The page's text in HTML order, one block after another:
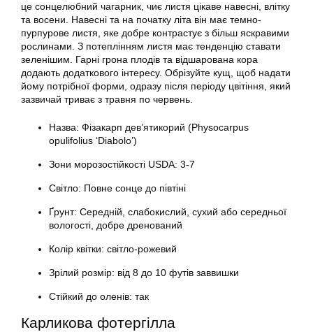
це сонцелюбний чагарник, чиє листя цікаве навесні, влітку
та восени. Навесні та на початку літа він має темно-
пурпурове листя, яке добре контрастує з більш яскравими
рослинами. З потеплінням листя має тенденцію ставати
зеленішим. Гарні грона плодів та відшарована кора
додають додаткового інтересу. Обрізуйте кущ, щоб надати
йому потрібної форми, одразу після періоду цвітіння, який
зазвичай триває з травня по червень.
Назва: Фізакарп дев’ятикорий (Physocarpus
opulifolius ‘Diabolo’)
Зони морозостійкості USDA: 3-7
Світло: Повне сонце до півтіні
Ґрунт: Середній, слабокислий, сухий або середньої
вологості, добре дренований
Колір квітки: світло-рожевий
Зрілий розмір: від 8 до 10 футів заввишки
Стійкий до оленів: так
Карликова фотергілла